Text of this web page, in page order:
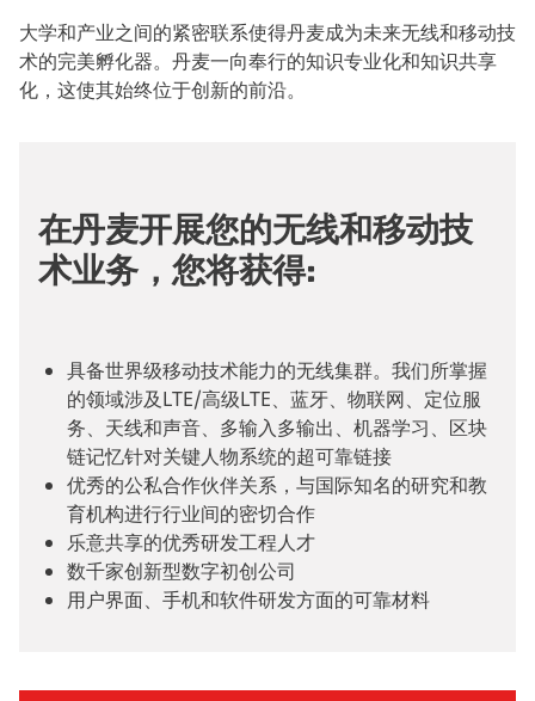
大学和产业之间的紧密联系使得丹麦成为未来无线和移动技
术的完美孵化器。丹麦一向奉行的知识专业化和知识共享
化，这使其始终位于创新的前沿。
在丹麦开展您的无线和移动技
术业务，您将获得:
具备世界级移动技术能力的无线集群。我们所掌握
的领域涉及LTE/高级LTE、蓝牙、物联网、定位服
务、天线和声音、多输入多输出、机器学习、区块
链记忆针对关键人物系统的超可靠链接
优秀的公私合作伙伴关系，与国际知名的研究和教
育机构进行行业间的密切合作
乐意共享的优秀研发工程人才
数千家创新型数字初创公司
用户界面、手机和软件研发方面的可靠材料